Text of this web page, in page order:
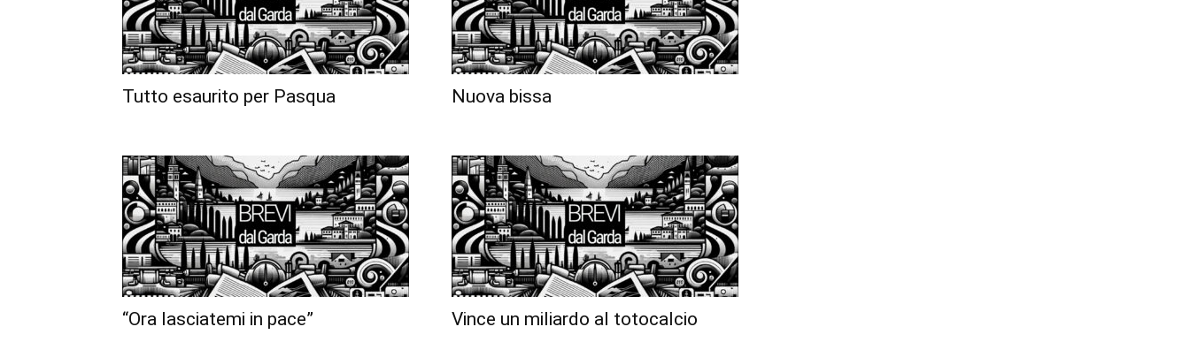
Tutto esaurito per Pasqua Nuova bissa
“Ora lasciatemi in pace” Vince un miliardo al totocalcio